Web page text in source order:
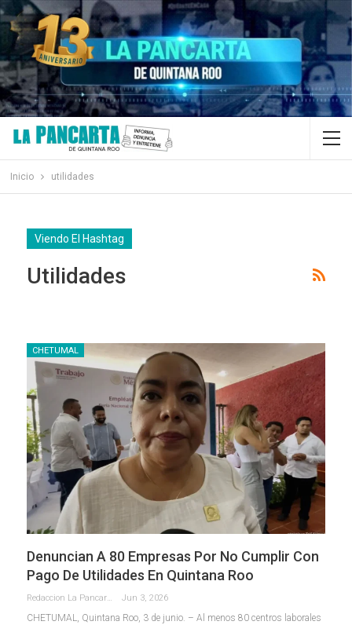
Inicio utilidades
Viendo El Hashtag
Utilidades
CHETUMAL
Denuncian A 80 Empresas Por No Cumplir Con
Pago De Utilidades En Quintana Roo
Redaccion La Pancarta De Quintana Roo Jun 3, 2026
CHETUMAL, Quintana Roo, 3 de junio. – Al menos 80 centros laborales